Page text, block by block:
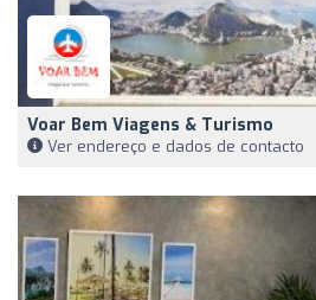
Voar Bem Viagens & Turismo
Ver endereço e dados de contacto